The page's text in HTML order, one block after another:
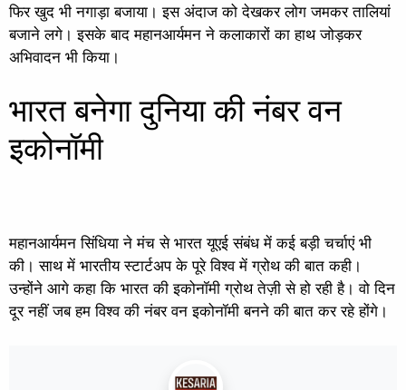
फिर खुद भी नगाड़ा बजाया। इस अंदाज को देखकर लोग जमकर तालियां
बजाने लगे। इसके बाद महानआर्यमन ने कलाकारों का हाथ जोड़कर
अभिवादन भी किया।
भारत बनेगा दुनिया की नंबर वन
इकोनॉमी
महानआर्यमन सिंधिया ने मंच से भारत यूएई संबंध में कई बड़ी चर्चाएं भी
की। साथ में भारतीय स्टार्टअप के पूरे विश्व में ग्रोथ की बात कही।
उन्होंने आगे कहा कि भारत की इकोनॉमी ग्रोथ तेज़ी से हो रही है। वो दिन
दूर नहीं जब हम विश्व की नंबर वन इकोनॉमी बनने की बात कर रहे होंगे।